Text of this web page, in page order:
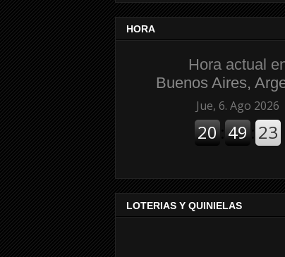
HORA
Hora actual
Buenos Aires,
LOTERIAS Y QUINIELAS